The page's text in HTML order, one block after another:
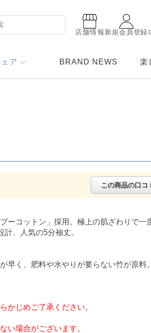
店舗情報新規会員登録
ア BRAND NEWS 楽
この商品の口コ
ーコットン」採用。極上の肌ざわりで一
、人気の5分袖丈。
早く、肥料や水やりが要らない竹が原料
かじめご了承ください。
い場合がございます。